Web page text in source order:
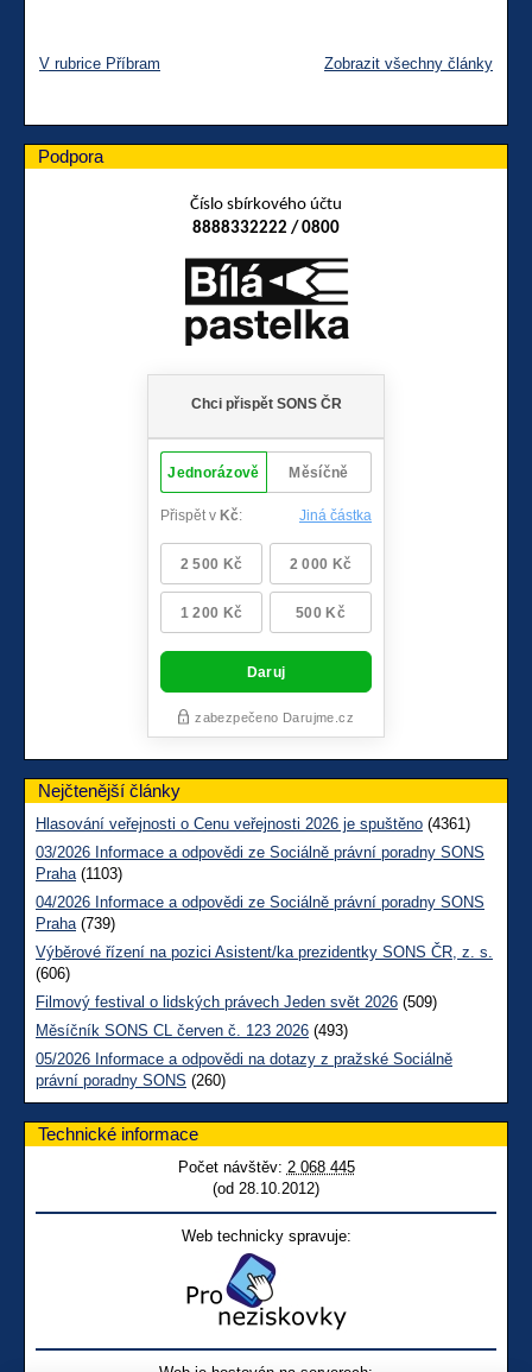
V rubrice Příbram Zobrazit všechny články
Podpora
Číslo sbírkového účtu
8888332222 / 0800
Nejčtenější články
Hlasování veřejnosti o Cenu veřejnosti 2026 je spuštěno (4361)
03/2026 Informace a odpovědi ze Sociálně právní poradny SONS
Praha(1103)
04/2026 Informace a odpovědi ze Sociálně právní poradny SONS
Praha(739)
Výběrové řízení na pozici Asistent/ka prezidentky SONS ČR, z. s.
(606)
Filmový festival o lidských právech Jeden svět 2026 (509)
Měsíčník SONS CL červen č. 123 2026 (493)
05/2026 Informace a odpovědi na dotazy z pražské Sociálně
právní poradny SONS (260)
Technické informace
Počet návštěv: 2 068 445
(od 28.10.2012)
Web technicky spravuje: